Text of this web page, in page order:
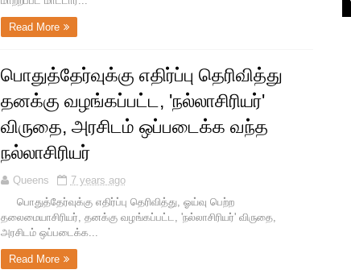
Read More
பொதுத்தேர்வுக்கு எதிர்ப்பு தெரிவித்து
தனக்கு வழங்கப்பட்ட, 'நல்லாசிரியர்'
விருதை, அரசிடம் ஒப்படைக்க வந்த
நல்லாசிரியர்
Queens
7 years ago
பொதுத்தேர்வுக்கு எதிர்ப்பு தெரிவித்து, ஓய்வு பெற்ற
தலைமையாசிரியர், தனக்கு வழங்கப்பட்ட, 'நல்லாசிரியர்' விருதை,
அரசிடம் ஒப்படைக்க...
Read More